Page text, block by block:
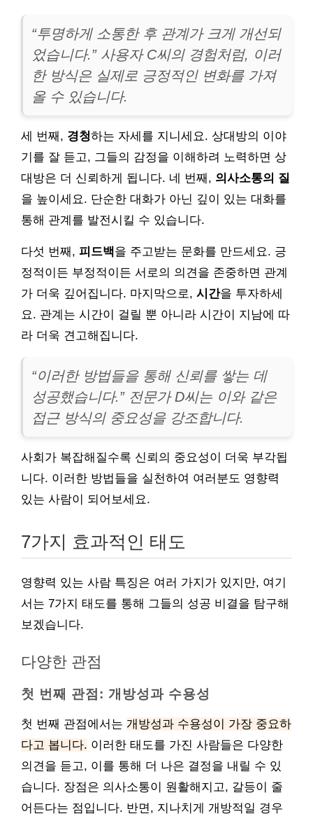
“투명하게 소통한 후 관계가 크게 개선되
었습니다.” 사용자 C씨의 경험처럼, 이러
한 방식은 실제로 긍정적인 변화를 가져
올 수 있습니다.
세 번째, 경청하는 자세를 지니세요. 상대방의 이야
기를 잘 듣고, 그들의 감정을 이해하려 노력하면 상
대방은 더 신뢰하게 됩니다. 네 번째, 의사소통의 질
을 높이세요. 단순한 대화가 아닌 깊이 있는 대화를
통해 관계를 발전시킬 수 있습니다.
다섯 번째, 피드백을 주고받는 문화를 만드세요. 긍
정적이든 부정적이든 서로의 의견을 존중하면 관계
가 더욱 깊어집니다. 마지막으로, 시간을 투자하세
요. 관계는 시간이 걸릴 뿐 아니라 시간이 지남에 따
라 더욱 견고해집니다.
“이러한 방법들을 통해 신뢰를 쌓는 데
성공했습니다.” 전문가 D씨는 이와 같은
접근 방식의 중요성을 강조합니다.
사회가 복잡해질수록 신뢰의 중요성이 더욱 부각됩
니다. 이러한 방법들을 실천하여 여러분도 영향력
있는 사람이 되어보세요.
7가지 효과적인 태도
영향력 있는 사람 특징은 여러 가지가 있지만, 여기
서는 7가지 태도를 통해 그들의 성공 비결을 탐구해
보겠습니다.
다양한 관점
첫 번째 관점: 개방성과 수용성
첫 번째 관점에서는 개방성과 수용성이 가장 중요하
다고 봅니다. 이러한 태도를 가진 사람들은 다양한
의견을 듣고, 이를 통해 더 나은 결정을 내릴 수 있
습니다. 장점은 의사소통이 원활해지고, 갈등이 줄
어든다는 점입니다. 반면, 지나치게 개방적일 경우